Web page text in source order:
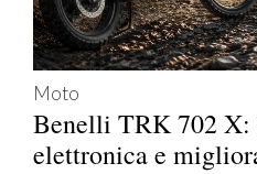
Moto
Benelli TRK 702
elettronica e